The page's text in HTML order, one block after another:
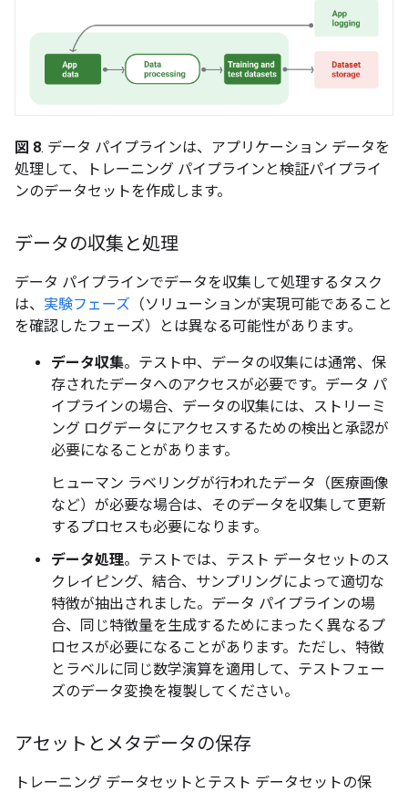
図 8. データ パイプラインは、アプリケーション データを
処理して、トレーニング パイプラインと検証パイプライ
ンのデータセットを作成します。
データの収集と処理
データ パイプラインでデータを収集して処理するタスク
は、 実験フェーズ （ソリューションが実現可能であること
を確認したフェーズ）とは異なる可能性があります。
データ収集。テスト中、データの収集には通常、保
存されたデータへのアクセスが必要です。データ パ
イプラインの場合、データの収集には、ストリーミ
ング ログデータにアクセスするための検出と承認が
必要になることがあります。
ヒューマン ラベリングが行われたデータ（医療画像
など）が必要な場合は、そのデータを収集して更新
するプロセスも必要になります。
データ処理。テストでは、テスト データセットのス
クレイピング、結合、サンプリングによって適切な
特徴が抽出されました。データ パイプラインの場
合、同じ特徴量を生成するためにまったく異なるプ
ロセスが必要になることがあります。ただし、特徴
とラベルに同じ数学演算を適用して、テストフェー
ズのデータ変換を複製してください。
アセットとメタデータの保存
トレーニング データセットとテスト データセットの保